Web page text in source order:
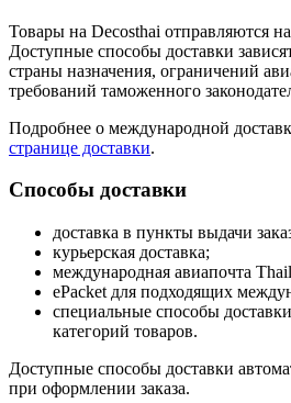
Товары на Decosthai отправляются
Доступные способы доставки
страны назначения, ограничений
требований таможенного
Подробнее о международной
странице доставки.
Способы доставки
доставка в пункты выдачи
курьерская доставка;
международная авиапочта
ePacket для подходящих
специальные способы
категорий товаров.
Доступные способы доставки
при оформлении заказа.